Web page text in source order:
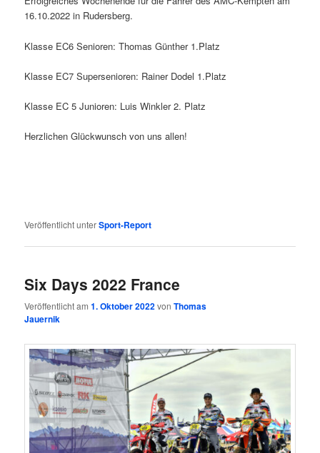
16.10.2022 in Rudersberg.
Klasse EC6 Senioren: Thomas Günther 1.Platz
Klasse EC7 Supersenioren: Rainer Dodel 1.Platz
Klasse EC 5 Junioren: Luis Winkler 2. Platz
Herzlichen Glückwunsch von uns allen!
Veröffentlicht unterSport-Report
Six Days 2022 France
Veröffentlicht am1. Oktober 2022vonThomas
Jauernik